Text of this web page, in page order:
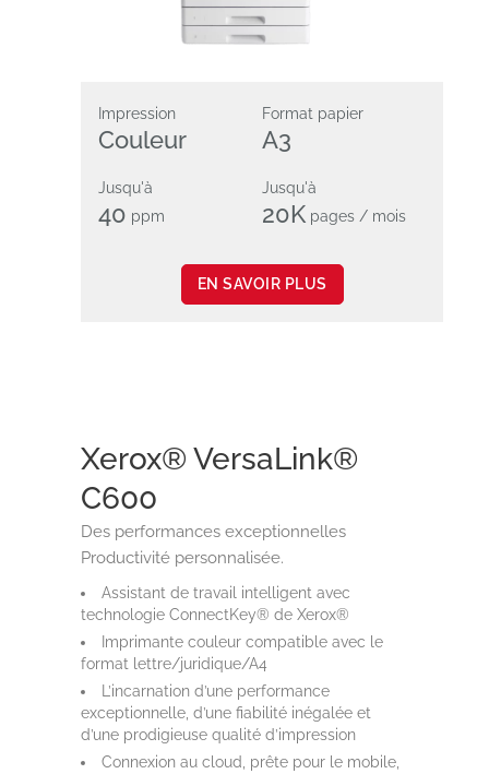
Impression
Couleur
Format papier
A3
Jusqu'à
40 ppm
Jusqu'à
20K pages / mois
EN SAVOIR PLUS
Xerox® VersaLink®
C600
Des performances exceptionnelles
Productivité personnalisée.
Assistant de travail intelligent avec
technologie ConnectKey® de Xerox®
Imprimante couleur compatible avec le
format lettre/juridique/A4
L’incarnation d’une performance
exceptionnelle, d’une fiabilité inégalée et
d’une prodigieuse qualité d’impression
Connexion au cloud, prête pour le mobile,